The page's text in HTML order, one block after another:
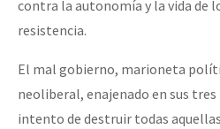
contra la autonomía y la vida de
resistencia.
El mal gobierno, marioneta
neoliberal, enajenado en sus tres
intento de destruir todas